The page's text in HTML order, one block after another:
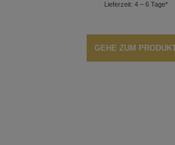
Lieferzeit: 4 – 6 Tage*
GEHE ZUM